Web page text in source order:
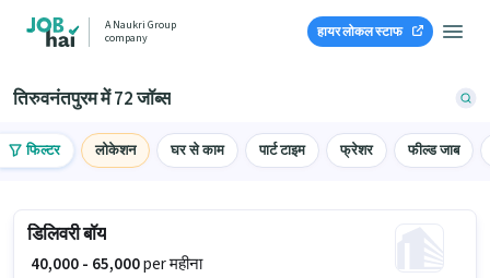
A Naukri Group
company
हायर लोकल स्टाफ
तिरुवनंतपुरम में 72 जॉब्स
फिल्टर लोकेशन घर से काम पार्ट टाइम फ्रेशर फील्ड जाब
डिलिवरी बॉय
₹ 40,000 - 65,000per महीना